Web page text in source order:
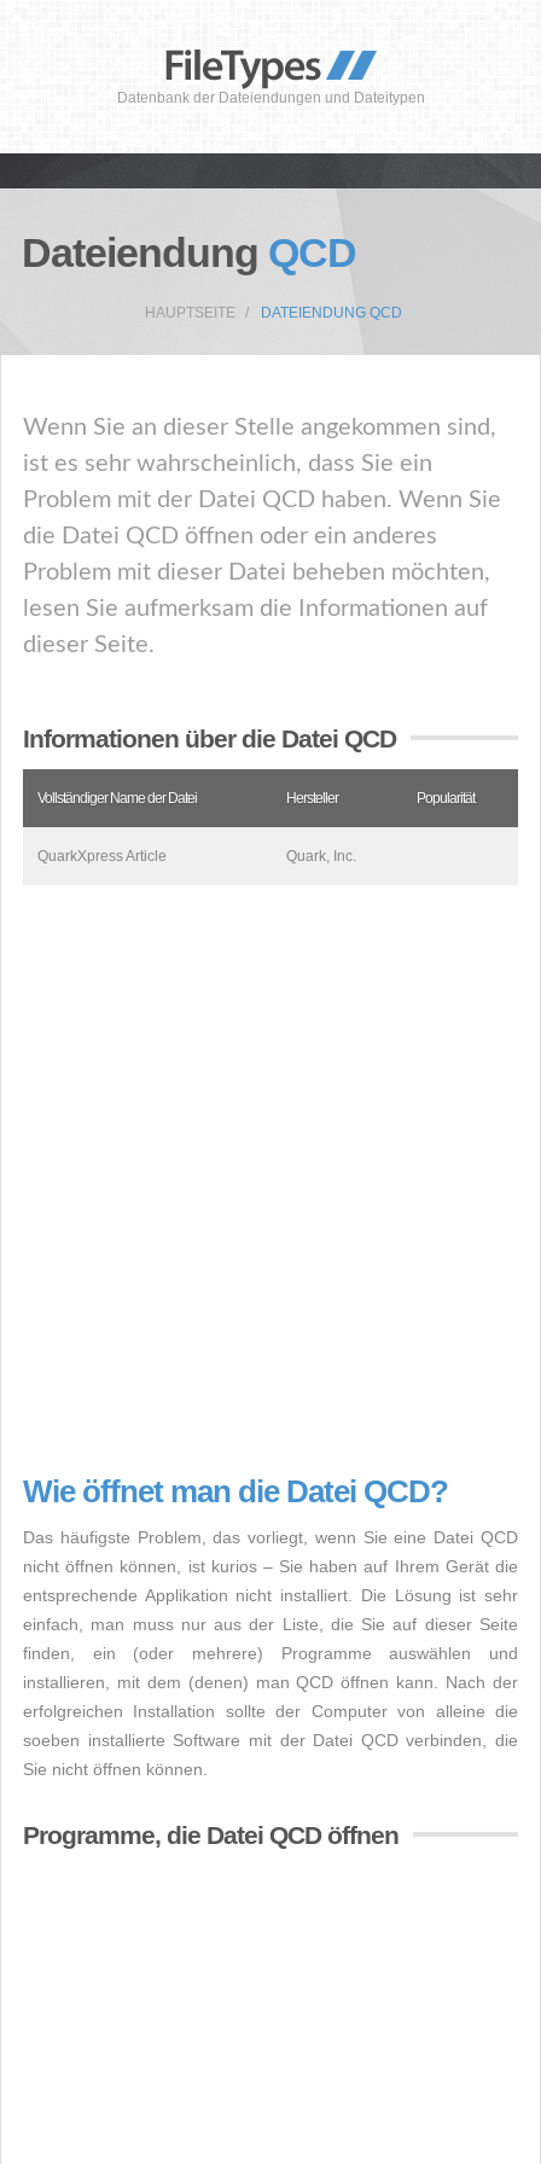
Datenbank der Dateiendungen und Dateitypen
Dateiendung QCD
HAUPTSEITE DATEIENDUNG QCD
Wenn Sie an dieser Stelle angekommen sind,
ist es sehr wahrscheinlich, dass Sie ein
Problem mit der Datei QCD haben. Wenn Sie
die Datei QCD öffnen oder ein anderes
Problem mit dieser Datei beheben möchten,
lesen Sie aufmerksam die Informationen auf
dieser Seite.
Informationen über die Datei QCD
Vollständiger Name der Datei Hersteller Popularität
QuarkXpress Article Quark, Inc.
Wie öffnet man die Datei QCD?
Das häufigste Problem, das vorliegt, wenn Sie eine Datei QCD
nicht öffnen können, ist kurios – Sie haben auf Ihrem Gerät die
entsprechende Applikation nicht installiert. Die Lösung ist sehr
einfach, man muss nur aus der Liste, die Sie auf dieser Seite
finden, ein (oder mehrere) Programme auswählen und
installieren, mit dem (denen) man QCD öffnen kann. Nach der
erfolgreichen Installation sollte der Computer von alleine die
soeben installierte Software mit der Datei QCD verbinden, die
Sie nicht öffnen können.
Programme, die Datei QCD öffnen